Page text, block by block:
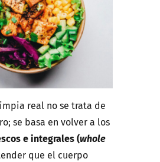
real no se trata de
se basa en volver a los
e integrales (whole
que el cuerpo